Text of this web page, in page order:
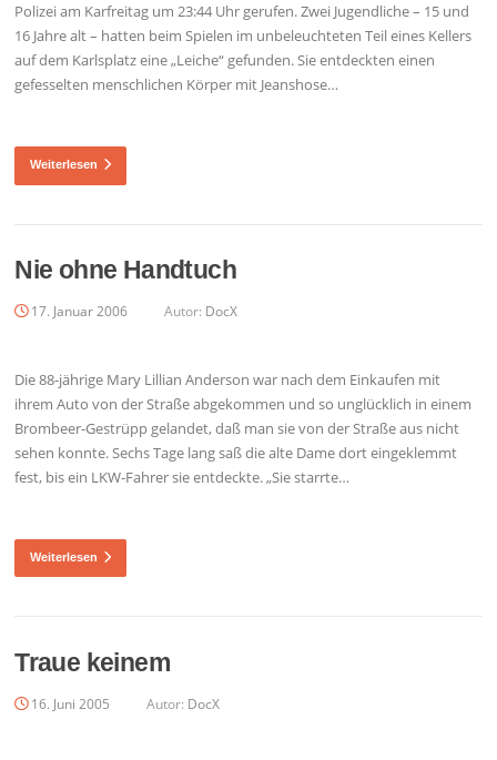
Polizei am Karfreitag um 23:44 Uhr gerufen. Zwei Jugendliche – 15 und
16 Jahre alt – hatten beim Spielen im unbeleuchteten Teil eines Kellers
auf dem Karlsplatz eine „Leiche“ gefunden. Sie entdeckten einen
gefesselten menschlichen Körper mit Jeanshose…
Weiterlesen
Nie ohne Handtuch
17. Januar 2006 Autor: DocX
Die 88-jährige Mary Lillian Anderson war nach dem Einkaufen mit
ihrem Auto von der Straße abgekommen und so unglücklich in einem
Brombeer-Gestrüpp gelandet, daß man sie von der Straße aus nicht
sehen konnte. Sechs Tage lang saß die alte Dame dort eingeklemmt
fest, bis ein LKW-Fahrer sie entdeckte. „Sie starrte…
Weiterlesen
Traue keinem
16. Juni 2005 Autor: DocX